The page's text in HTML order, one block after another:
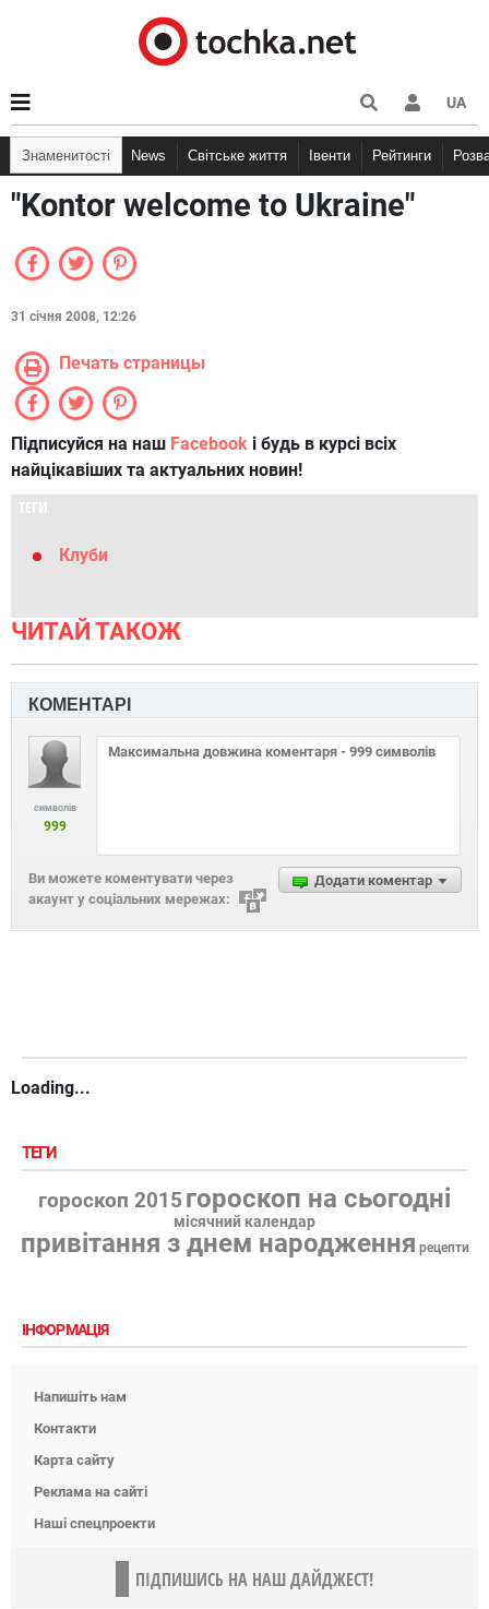
UA
Знаменитості News Світське життя Івенти Рейтинги
"Kontor welcome to Ukraine"
31 січня 2008, 12:26
Печать страницы
Підписуйся на наш Facebook і будь в курсі всіх
найцікавіших та актуальних новин!
ТЕГИ
Клуби
ЧИТАЙ ТАКОЖ
КОМЕНТАРІ
символів
999
Додати коментар
Ви можете коментувати через
акаунт у соціальних мережах:
Loading...
ТЕГИ
гороскоп 2015 гороскоп на сьогодні
місячний календар
привітання з днем народження рецепти
ІНФОРМАЦІЯ
Напишіть нам
Контакти
Карта сайту
Реклама на сайті
Наші спецпроекти
ПІДПИШИСЬ НА НАШ ДАЙДЖЕСТ!